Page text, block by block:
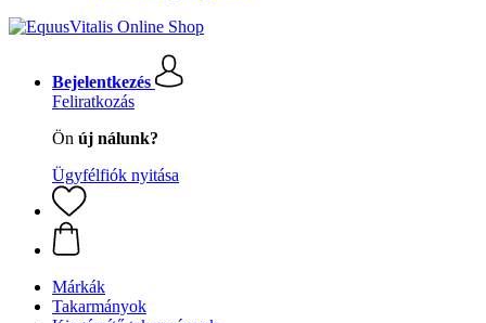
Bejelentkezés
Feliratkozás
Ön új nálunk?
Ügyfélfiók nyitása
Márkák
Takarmányok